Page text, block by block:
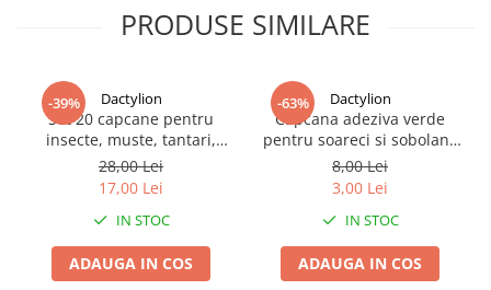
PRODUSE SIMILARE
-39% Dactylion
Set 20 capcane pentru
insecte, muste, tantari,
protectie plante,
autoadezive, fata-verso, 10
x 15 cm, galben
28,00 Lei
17,00 Lei
IN STOC
ADAUGA IN COS
-63% Dactylion
Capcana adeziva verde
pentru soareci si sobolani,
lipici puternic, 16 x 21 cm,
non toxica, fara miros,
utilizare usoara
8,00 Lei
3,00 Lei
IN STOC
ADAUGA IN COS